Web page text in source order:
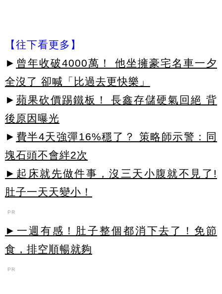
【往下看更多】
► 曾年收破4000萬！ 他坐擁豪宅名車一夕
全沒了 卻喊「比過去更快樂」
► 蘋果砍價踢鐵板！ 長鑫存儲硬氣回絕 背
後原因曝光
► 費半4天強彈16%穩了？ 策略師示警：同
塊石頭不會絆2次
►起床就先做件事，沒三天小腹就不見了!
肚子一天天變小！
PR
►一週有感！肚子整個都消下去了！免節
食，排空順暢就夠
PR